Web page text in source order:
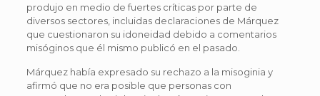
produjo en medio de fuertes críticas por parte de
diversos sectores, incluidas declaraciones de Márquez
que cuestionaron su idoneidad debido a comentarios
misóginos que él mismo publicó en el pasado.
Márquez había expresado su rechazo a la misoginia y
afirmó que no era posible que personas con